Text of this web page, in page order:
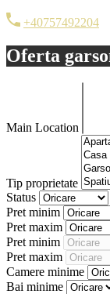
+40757492204
Oferta
Main Location
Tip proprietate
Status
Pret minim
Pret maxim
Pret minim
Pret maxim
Camere minime
Bai minime